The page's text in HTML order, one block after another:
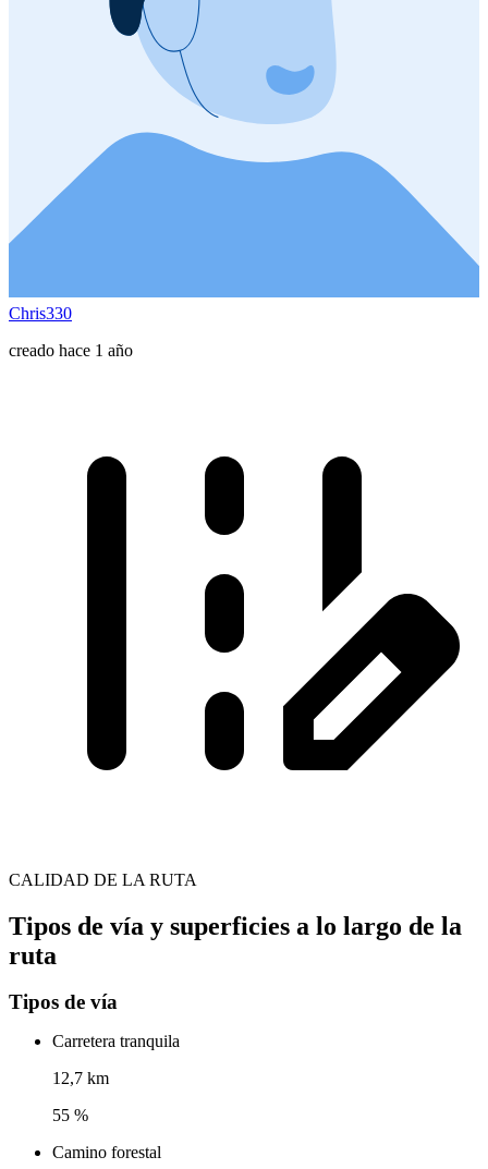
Chris330
creado hace 1 año
CALIDAD DE LA RUTA
Tipos de vía y superficies a lo largo de la
ruta
Tipos de vía
Carretera tranquila
12,7 km
55 %
Camino forestal